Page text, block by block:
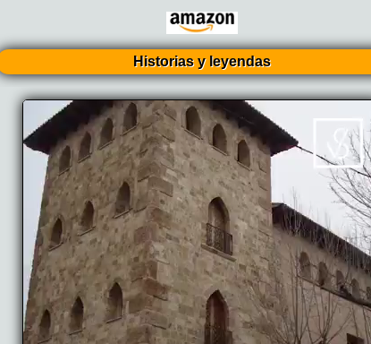
Historias y leyendas